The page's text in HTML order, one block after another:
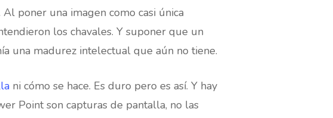
poner una imagen como casi única
los chavales. Y suponer que un
una madurez intelectual que aún no tiene.
ni cómo se hace. Es duro pero es así. Y hay
Point son capturas de pantalla, no las